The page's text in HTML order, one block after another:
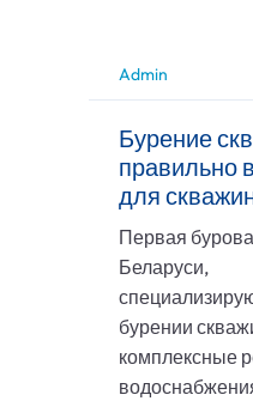
Admin
Бурение
правильно
для
Первая
Беларуси,
бурении
комплексные